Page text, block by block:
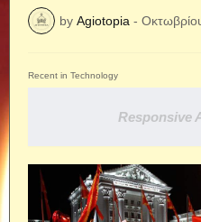
by Agiotopia -
Recent in Technology
Responsive